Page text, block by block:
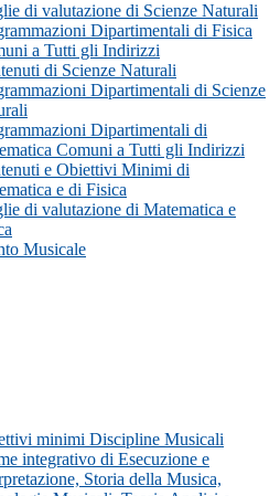
di valutazione di Scienze Naturali
Dipartimentali di Fisica
a Tutti gli Indirizzi
di Scienze Naturali
Dipartimentali di Scienze
Dipartimentali di
Comuni a Tutti gli Indirizzi
e Obiettivi Minimi di
e di Fisica
di valutazione di Matematica e
Musicale
minimi Discipline Musicali
integrativo di Esecuzione e
Storia della Musica,